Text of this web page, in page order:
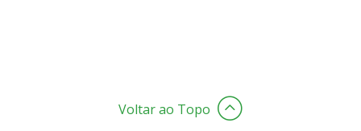
Voltar ao Topo